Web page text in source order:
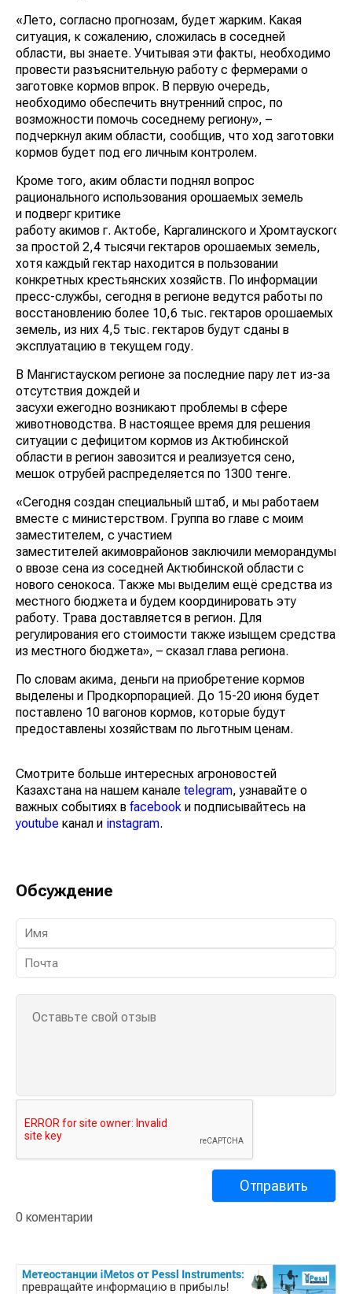
«Лето, согласно прогнозам, будет жарким. Какая
ситуация, к сожалению, сложилась в соседней
области, вы знаете. Учитывая эти факты, необходимо
провести разъяснительную работу с фермерами о
заготовке кормов впрок. В первую очередь,
необходимо обеспечить внутренний спрос, по
возможности помочь соседнему региону», –
подчеркнул аким области, сообщив, что ход заготовки
кормов будет под его личным контролем.
Кроме того, аким области поднял вопрос
рационального использования орошаемых земель
и подверг критике
работу акимов г. Актобе, Каргалинского и Хромтауского
за простой 2,4 тысячи гектаров орошаемых земель,
хотя каждый гектар находится в пользовании
конкретных крестьянских хозяйств. По информации
пресс-службы, сегодня в регионе ведутся работы по
восстановлению более 10,6 тыс. гектаров орошаемых
земель, из них 4,5 тыс. гектаров будут сданы в
эксплуатацию в текущем году.
В Мангистауском регионе за последние пару лет из-за
отсутствия дождей и
засухи ежегодно возникают проблемы в сфере
животноводства. В настоящее время для решения
ситуации с дефицитом кормов из Актюбинской
области в регион завозится и реализуется сено,
мешок отрубей распределяется по 1300 тенге.
«Сегодня создан специальный штаб, и мы работаем
вместе с министерством. Группа во главе с моим
заместителем, с участием
заместителей акимоврайонов заключили меморандумы
о ввозе сена из соседней Актюбинской области с
нового сенокоса. Также мы выделим ещё средства из
местного бюджета и будем координировать эту
работу. Трава доставляется в регион. Для
регулирования его стоимости также изыщем средства
из местного бюджета», – сказал глава региона.
По словам акима, деньги на приобретение кормов
выделены и Продкорпорацией. До 15-20 июня будет
поставлено 10 вагонов кормов, которые будут
предоставлены хозяйствам по льготным ценам.
Смотрите больше интересных агроновостей
Казахстана на нашем канале telegram, узнавайте о
важных событиях в facebook и подписывайтесь на
youtube канал и instagram.
Обсуждение
0 коментарии